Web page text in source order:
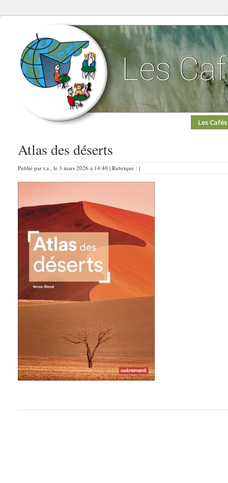
Les Cafés
Atlas des déserts
Publié par r.a., le 3 mars 2026 à 14:40 | Rubrique : |